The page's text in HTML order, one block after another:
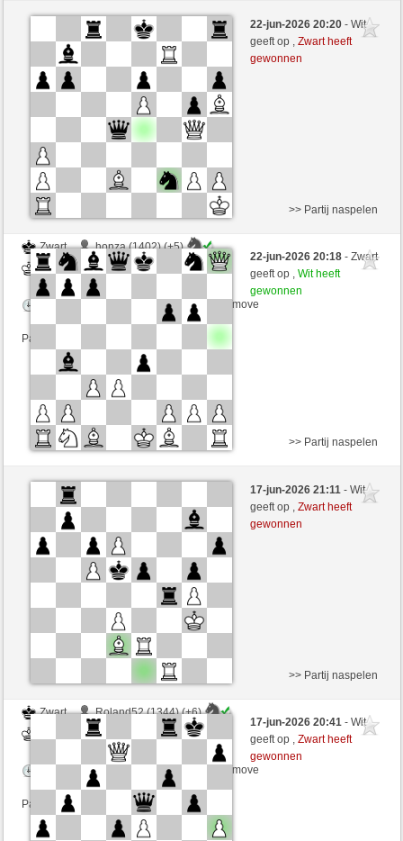
Wit
Grimberg (1377) (+6)
CienFuego (1118) (-6)
Speelduur: 7 minutes/side + 3 seconds/move
Partij telt mee voor de ranglijst
22-jun-2026 20:20- Wit
geeft op ,Zwart heeft
gewonnen
Zwart
honza (1402) (+5)
Wit
CienFuego (1123) (-5)
Speelduur: 3 minutes/side + 1 seconds/move
Partij telt mee voor de ranglijst
>> Partij naspelen
22-jun-2026 20:18- Zwart
geeft op ,Wit heeft
gewonnen
Zwart
Pinares (1187) (-20)
Speelduur: 8 minutes/side + 0 seconds/move
Partij telt mee voor de ranglijst
>> Partij naspelen
17-jun-2026 21:11- Wit
geeft op ,Zwart heeft
gewonnen
Zwart
Roland52 (1344) (+6)
CienFuego (1103) (-6)
Speelduur: 5 minutes/side + 0 seconds/move
Partij telt mee voor de ranglijst
>> Partij naspelen
17-jun-2026 20:41- Wit
geeft op ,Zwart heeft
gewonnen